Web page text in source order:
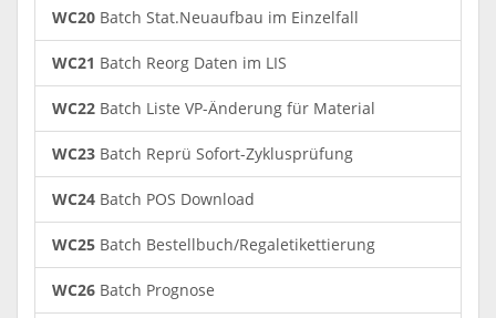
WC20 Batch Stat.Neuaufbau im Einzelfall
WC21 Batch Reorg Daten im LIS
WC22 Batch Liste VP-Änderung für Material
WC23 Batch Reprü Sofort-Zyklusprüfung
WC24 Batch POS Download
WC25 Batch Bestellbuch/Regaletikettierung
WC26 Batch Prognose